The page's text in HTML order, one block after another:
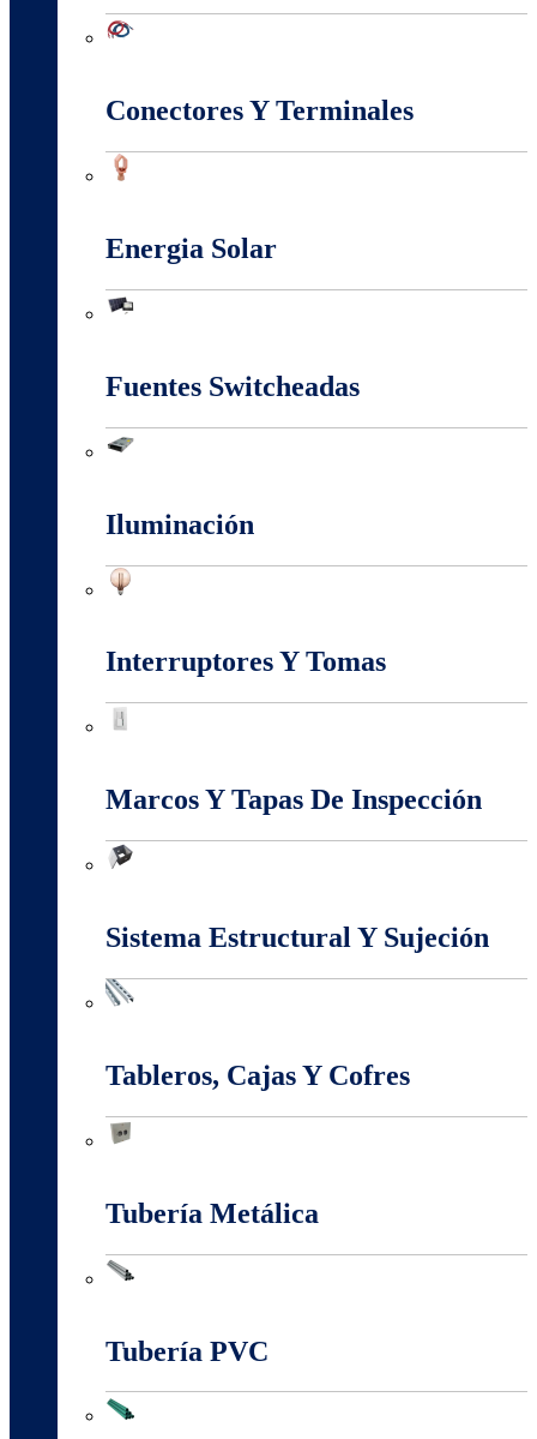
Conectores Y Terminales
Energia Solar
Fuentes Switcheadas
Iluminación
Interruptores Y Tomas
Marcos Y Tapas De Inspección
Sistema Estructural Y Sujeción
Tableros, Cajas Y Cofres
Tubería Metálica
Tubería PVC